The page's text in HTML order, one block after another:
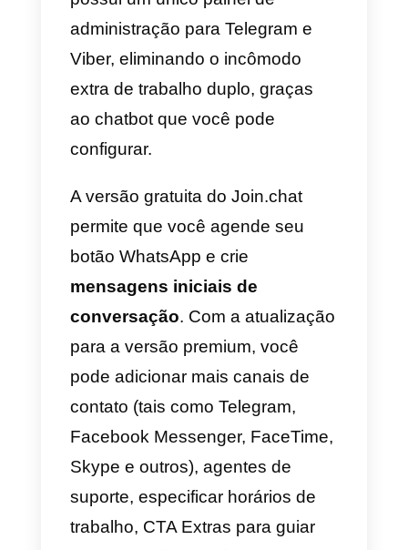
Whatshelp.
Esta ferramenta permite que
configure diferentes agentes
widget
números de assistência no
WhatsApp: esta característica
permite que você distribuía chats
para diferentes agentes de
assistência e pode ser útil para
aquelas empresas que recebem
grandes volumes de conversas.
Embora o design desta
ferramentanão seja